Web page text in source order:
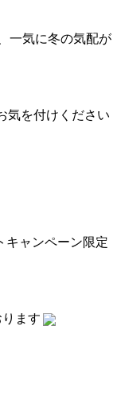
一気に冬の気配が
気を付けください
キャンペーン限定
ます